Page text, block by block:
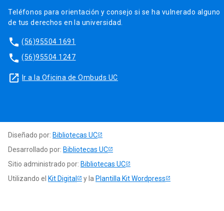
Teléfonos para orientación y consejo si se ha vulnerado alguno
de tus derechos en la universidad.
phone (56)95504 1691
phone (56)95504 1247
launch Ir a la Oficina de Ombuds UC
Diseñado por: Bibliotecas UC
Desarrollado por: Bibliotecas UC
Sitio administrado por: Bibliotecas UC
Utilizando el Kit Digital y la Plantilla Kit Wordpress